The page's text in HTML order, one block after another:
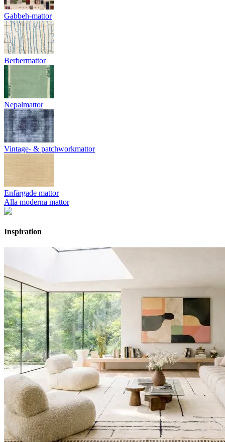
Gabbeh-mattor
Berbermattor
Nepalmattor
Vintage- & patchworkmattor
Enfärgade mattor
Alla moderna mattor
Inspiration